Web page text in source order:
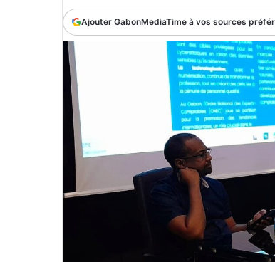
Ajouter GabonMediaTime à vos sources